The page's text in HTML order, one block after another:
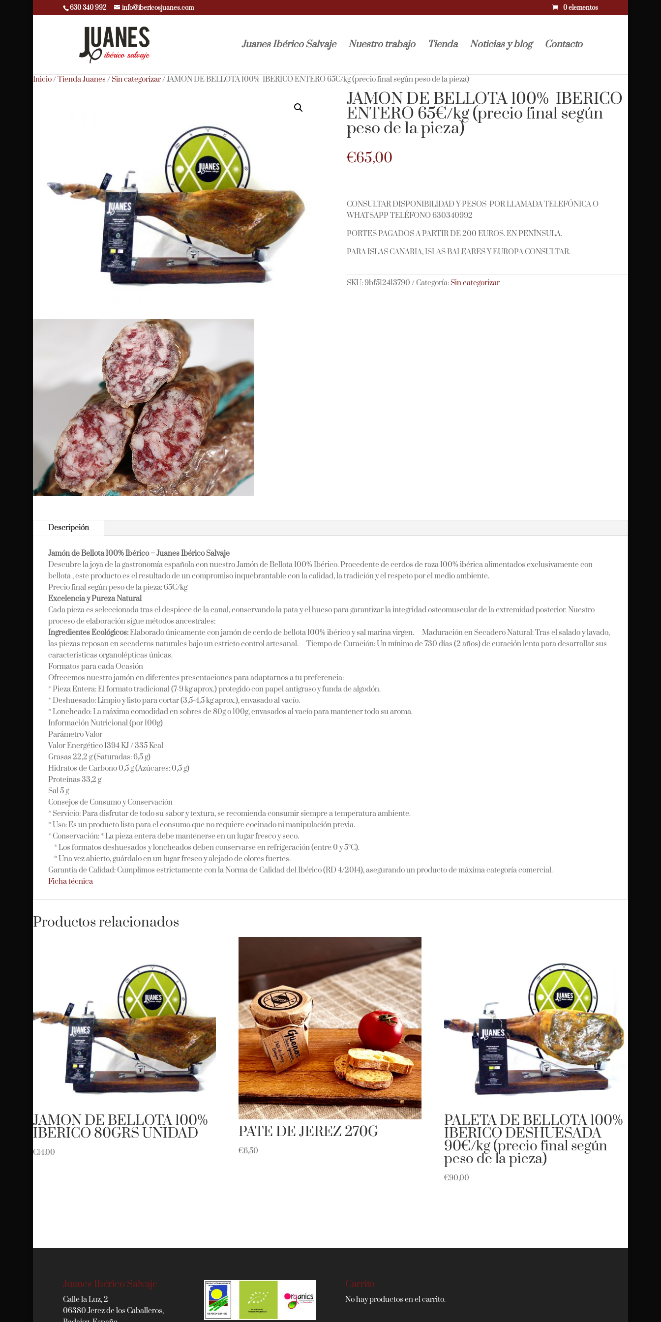
630 340 992 info@ibericosjuanes.com 0 elementos
Juanes Ibérico Salvaje Nuestro trabajo Tienda Noticias y blog Contacto
Inicio/Tienda Juanes / Sin categorizar/ JAMON DE BELLOTA 100% IBERICO ENTERO 65€/kg (precio final según peso de la pieza)
JAMON DE BELLOTA 100% IBERICO
ENTERO 65€/kg (precio final según
peso de la pieza)
€65,00
CONSULTAR DISPONIBILIDAD Y PESOS POR LLAMADA TELEFÓNICA O
WHATSAPP TELÉFONO 630340992
PORTES PAGADOS A PARTIR DE 200 EUROS. EN PENÍNSULA.
PARA ISLAS CANARIA, ISLAS BALEARES Y EUROPA CONSULTAR.
SKU:9bf512413790 Categoría: Sin categorizar
Descripción
Jamón de Bellota 100% Ibérico – Juanes Ibérico Salvaje
Descubre la joya de la gastronomía española con nuestro Jamón de Bellota 100% Ibérico. Procedente de cerdos de raza 100% ibérica alimentados exclusivamente con
bellota , este producto es el resultado de un compromiso inquebrantable con la calidad, la tradición y el respeto por el medio ambiente.
Precio final según peso de la pieza: 65€/kg
Excelencia y Pureza Natural
Cada pieza es seleccionada tras el despiece de la canal, conservando la pata y el hueso para garantizar la integridad osteomuscular de la extremidad posterior. Nuestro
proceso de elaboración sigue métodos ancestrales:
Ingredientes Ecológicos:Elaborado únicamente con jamón de cerdo de bellota 100% ibérico y sal marina virgen. Maduración en Secadero Natural: Tras el salado y lavado,
las piezas reposan en secaderos naturales bajo un estricto control artesanal. Tiempo de Curación: Un mínimo de 730 días (2 años) de curación lenta para desarrollar sus
características organolépticas únicas.
Formatos para cada Ocasión
Ofrecemos nuestro jamón en diferentes presentaciones para adaptarnos a tu preferencia:
* Pieza Entera: El formato tradicional (7-9 kg aprox.) protegido con papel antigraso y funda de algodón.
* Deshuesado: Limpio y listo para cortar (3,5-4,5 kg aprox.), envasado al vacío.
* Loncheado: La máxima comodidad en sobres de 80g o 100g, envasados al vacío para mantener todo su aroma.
Información Nutricional (por 100g)
Parámetro Valor
Valor Energético 1394 KJ / 335 Kcal
Grasas 22,2 g (Saturadas: 6,5 g)
Hidratos de Carbono 0,5 g (Azúcares: 0,5 g)
Proteínas 33,2 g
Sal 5 g
Consejos de Consumo y Conservación
* Servicio: Para disfrutar de todo su sabor y textura, se recomienda consumir siempre a temperatura ambiente.
* Uso: Es un producto listo para el consumo que no requiere cocinado ni manipulación previa.
* Conservación: * La pieza entera debe mantenerse en un lugar fresco y seco.
* Los formatos deshuesados y loncheados deben conservarse en refrigeración (entre 0 y 5°C).
* Una vez abierto, guárdalo en un lugar fresco y alejado de olores fuertes.
Garantía de Calidad: Cumplimos estrictamente con la Norma de Calidad del Ibérico (RD 4/2014), asegurando un producto de máxima categoría comercial.
Ficha técnica
Productos relacionados
JAMON DE BELLOTA 100%
IBERICO 80GRS UNIDAD
€14,00
PATE DE JEREZ 270G
€6,50
PALETA DE BELLOTA 100%
IBERICO DESHUESADA
90€/kg (precio final según
peso de la pieza)
€90,00
Juanes Ibérico Salvaje
Calle la Luz, 2
06380 Jerez de los Caballeros,
Carrito
No hay productos en el carrito.